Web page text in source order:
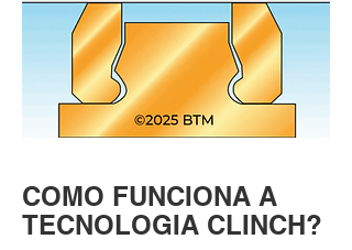
COMO FUNCIONA A
TECNOLOGIA CLINCH?